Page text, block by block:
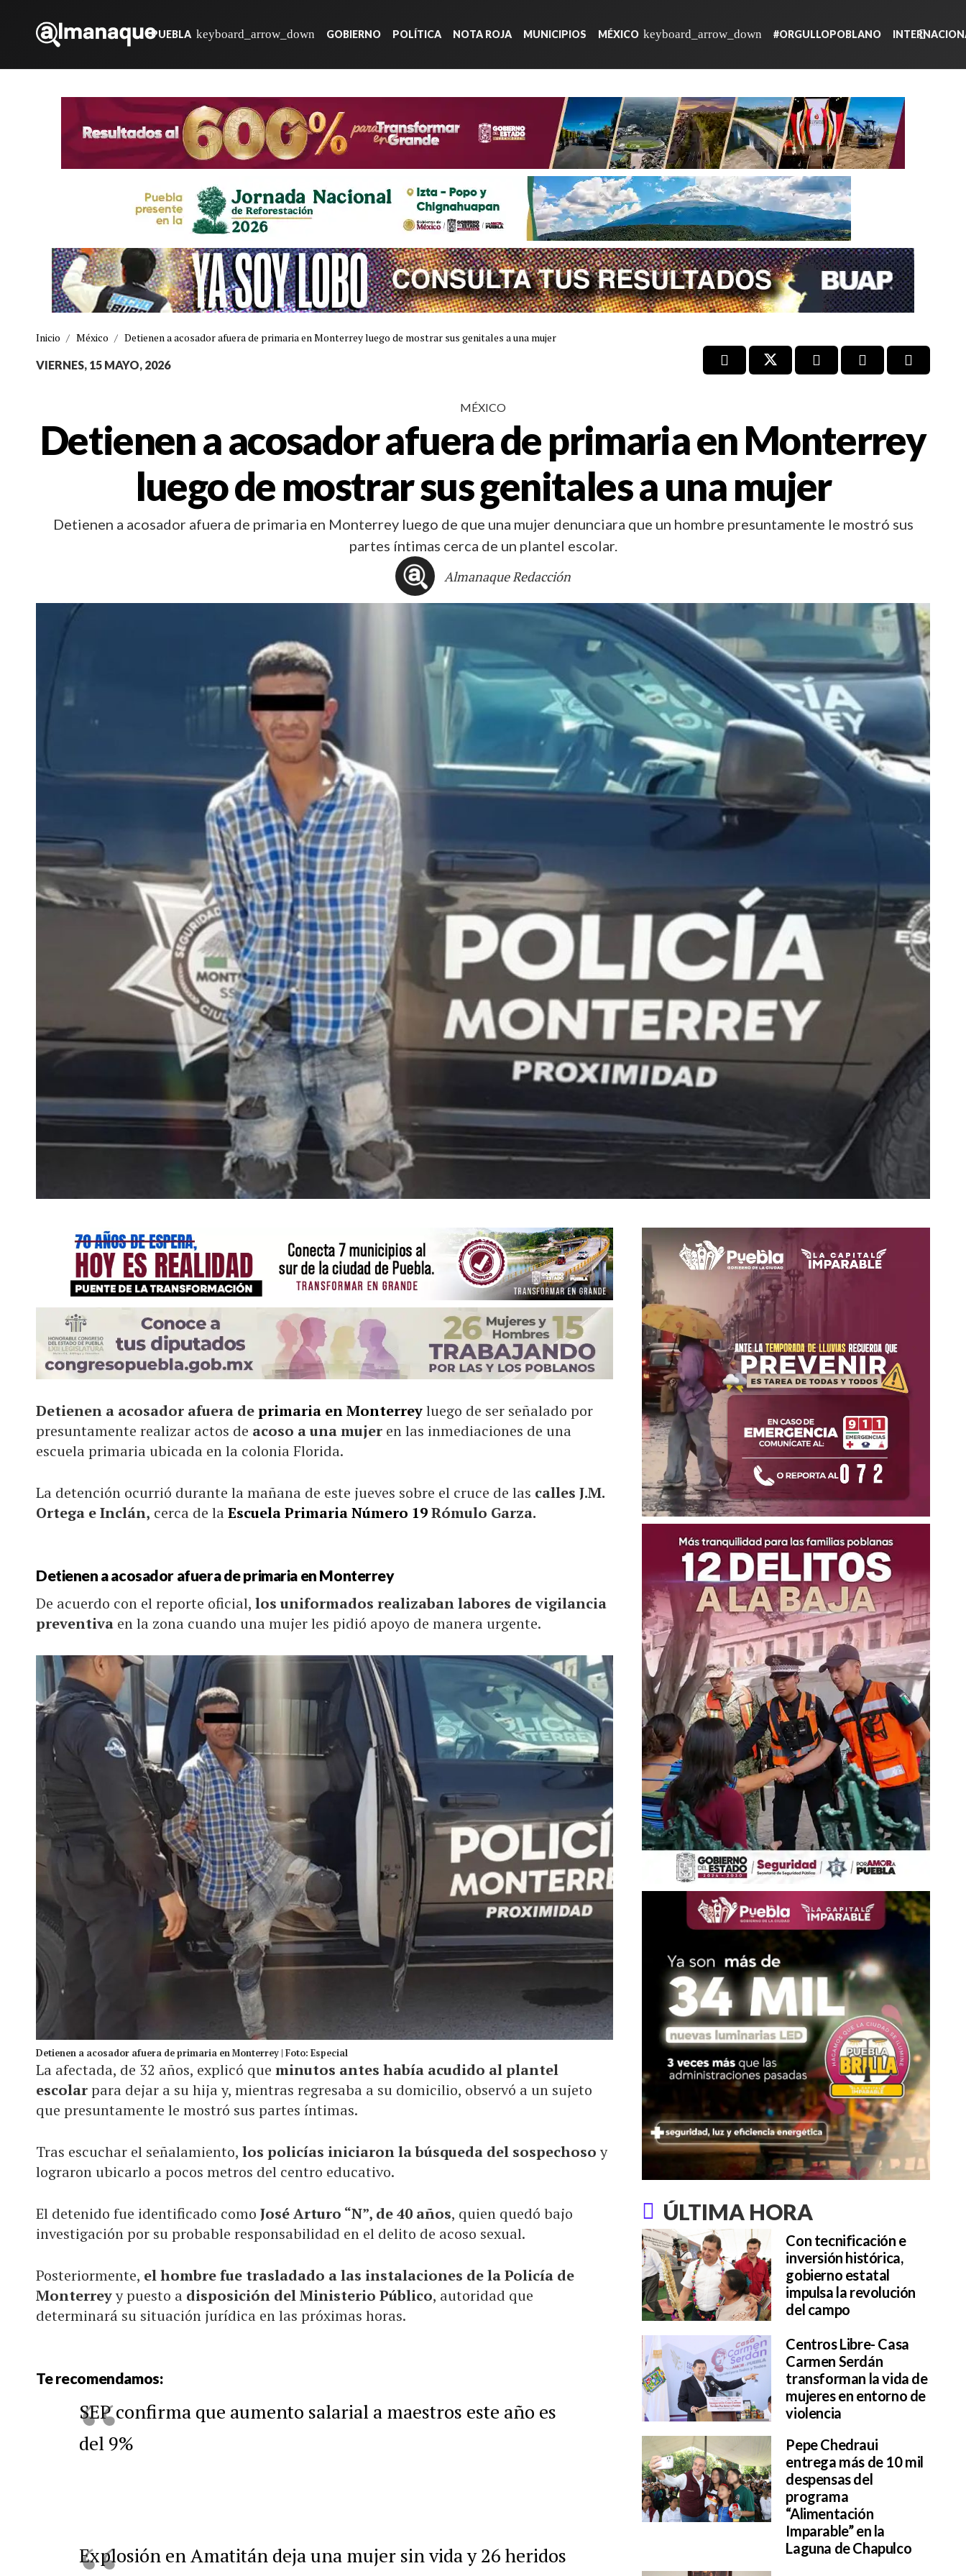
PUEBLA GOBIERNO POLÍTICA NOTA ROJA MUNICIPIOS MÉXICO #ORGULLOPOBLANO
Inicio / México / Detienen a acosador afuera de primaria en Monterrey luego de mostrar sus genitales a una mujer
VIERNES, 15 MAYO, 2026
MÉXICO
Detienen a acosador afuera de primaria en Monterrey
luego de mostrar sus genitales a una mujer
Detienen a acosador afuera de primaria en Monterrey luego de que una mujer denunciara que un hombre presuntamente le mostró sus
partes íntimas cerca de un plantel escolar.
Almanaque Redacción
Detienen a acosador afuera deprimaria en Monterreyluego de ser señalado por
presuntamente realizar actos de acoso a una mujer en las inmediaciones de una
escuela primaria ubicada en la colonia Florida.
La detención ocurrió durante la mañana de este jueves sobre el cruce de las calles J.M.
Ortega e Inclán, cerca de laEscuela Primaria Número 19Rómulo Garza.
Detienen a acosador afuera de primaria en Monterrey
De acuerdo con el reporte oficial, los uniformados realizaban labores de vigilancia
preventiva en la zona cuando una mujer les pidió apoyo de manera urgente.
Detienen a acosador afuera de primaria en Monterrey | Foto: Especial
La afectada, de 32 años, explicó que minutos antes había acudido al plantel
escolarpara dejar a su hija y, mientras regresaba a su domicilio, observó a un sujeto
que presuntamente le mostró sus partes íntimas.
Tras escuchar el señalamiento, los policías iniciaron la búsqueda del sospechosoy
lograron ubicarlo a pocos metros del centro educativo.
El detenido fue identificado como José Arturo “N”, de 40 años, quien quedó bajo
investigación por su probable responsabilidad en el delito de acoso sexual.
Posteriormente, el hombre fue trasladado a las instalaciones de la Policía de
Monterreyy puesto a disposición del Ministerio Público, autoridad que
determinará su situación jurídica en las próximas horas.
Te recomendamos:
SEP confirma que aumento salarial a maestros este año es
del 9%
Explosión en Amatitán deja una mujer sin vida y 26 heridos
ÚLTIMA HORA
Con tecnificación e
inversión histórica,
gobierno estatal
impulsa la revolución
del campo
Centros Libre- Casa
Carmen Serdán
transforman la vida de
mujeres en entorno de
violencia
Pepe Chedraui
entrega más de 10 mil
despensas del
programa
“Alimentación
Imparable” en la
Laguna de Chapulco